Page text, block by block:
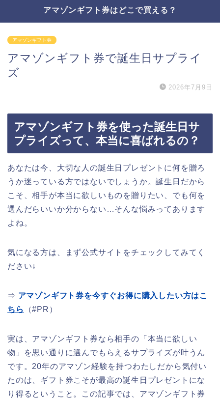
アマゾンギフト券はどこで買える？
アマゾンギフト券
アマゾンギフト券で誕生日サプライ
ズ
2026年7月9日
アマゾンギフト券を使った誕生日サ
プライズって、本当に喜ばれるの？
あなたは今、大切な人の誕生日プレゼントに何を贈ろ
うか迷っている方ではないでしょうか。誕生日だから
こそ、相手が本当に欲しいものを贈りたい、でも何を
選んだらいいか分からない…そんな悩みってあります
よね。
気になる方は、まず公式サイトをチェックしてみてく
ださい↓
⇒ アマゾンギフト券を今すぐお得に購入したい方はこ
ちら
（#PR）
実は、アマゾンギフト券なら相手の「本当に欲しい
物」を思い通りに選んでもらえるサプライズが叶うん
です。20年のアマゾン経験を持つわたしだから気付い
たのは、ギフト券こそが最高の誕生日プレゼントにな
り得るということ。この記事では、アマゾンギフト券